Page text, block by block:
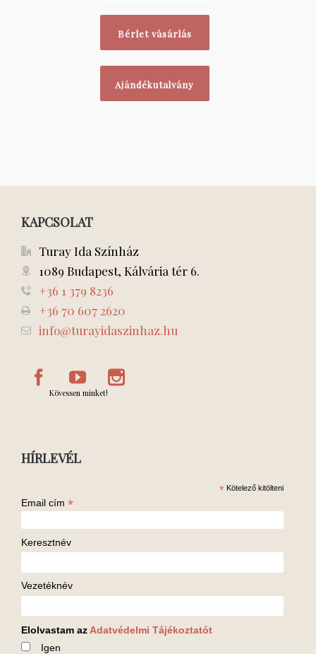
Bérlet vásárlás
Ajándékutalvány
KAPCSOLAT
Turay Ida Színház
1089 Budapest, Kálvária tér 6.
+36 1 379 8236
+36 70 607 2620
info@turayidaszinhaz.hu
Kövessen minket!
HÍRLEVÉL
* Kötelező kitölteni
Email cím *
Keresztnév
Vezetéknév
Elolvastam az Adatvédelmi Tájékoztatót
Igen